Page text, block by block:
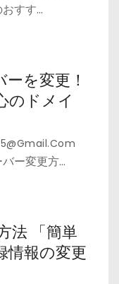
すす…
を変更！
のドメイ
ー変更方…
法 「簡単
情報の変更